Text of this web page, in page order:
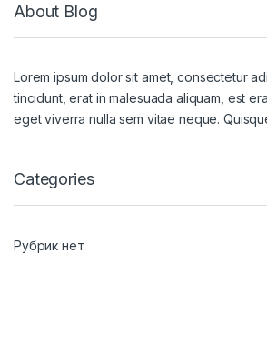
About Blog
Lorem ipsum dolor sit amet, consectetur
tincidunt, erat in malesuada aliquam, est
eget viverra nulla sem vitae neque.
Categories
Рубрик нет